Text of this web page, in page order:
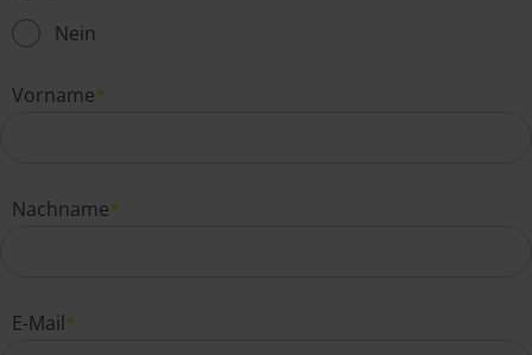
Nein
Vorname*
Nachname*
E-Mail*